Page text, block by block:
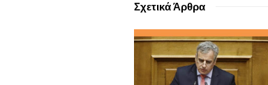
Σχετικά Άρθρα